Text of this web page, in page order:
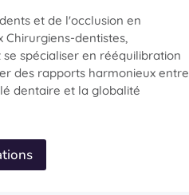
et de l'occlusion en
dentistes,
spécialiser en rééquilibration
des rapports harmonieux entre
dentaire et la globalité